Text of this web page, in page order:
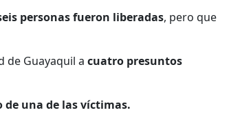
personas fueron liberadas, pero que
de Guayaquil a cuatro presuntos
una de las víctimas.